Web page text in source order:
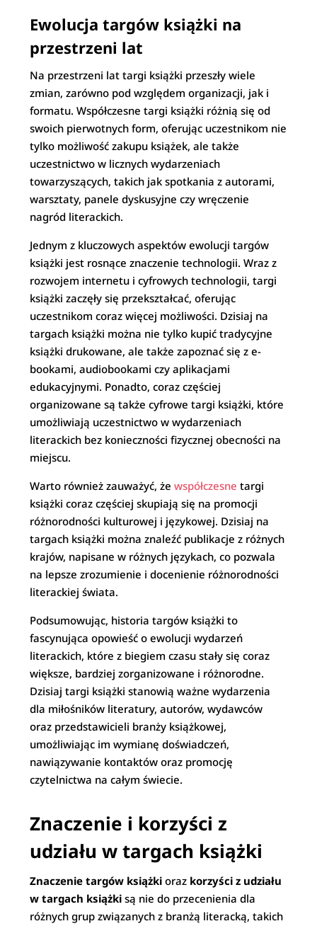
Ewolucja targów książki na
przestrzeni lat
Na przestrzeni lat targi książki przeszły wiele
zmian, zarówno pod względem organizacji, jak i
formatu. Współczesne targi książki różnią się od
swoich pierwotnych form, oferując uczestnikom nie
tylko możliwość zakupu książek, ale także
uczestnictwo w licznych wydarzeniach
towarzyszących, takich jak spotkania z autorami,
warsztaty, panele dyskusyjne czy wręczenie
nagród literackich.
Jednym z kluczowych aspektów ewolucji targów
książki jest rosnące znaczenie technologii. Wraz z
rozwojem internetu i cyfrowych technologii, targi
książki zaczęły się przekształcać, oferując
uczestnikom coraz więcej możliwości. Dzisiaj na
targach książki można nie tylko kupić tradycyjne
książki drukowane, ale także zapoznać się z e-
bookami, audiobookami czy aplikacjami
edukacyjnymi. Ponadto, coraz częściej
organizowane są także cyfrowe targi książki, które
umożliwiają uczestnictwo w wydarzeniach
literackich bez konieczności fizycznej obecności na
miejscu.
Warto również zauważyć, żewspółczesne targi
książki coraz częściej skupiają się na promocji
różnorodności kulturowej i językowej. Dzisiaj na
targach książki można znaleźć publikacje z różnych
krajów, napisane w różnych językach, co pozwala
na lepsze zrozumienie i docenienie różnorodności
literackiej świata.
Podsumowując, historia targów książki to
fascynująca opowieść o ewolucji wydarzeń
literackich, które z biegiem czasu stały się coraz
większe, bardziej zorganizowane i różnorodne.
Dzisiaj targi książki stanowią ważne wydarzenia
dla miłośników literatury, autorów, wydawców
oraz przedstawicieli branży książkowej,
umożliwiając im wymianę doświadczeń,
nawiązywanie kontaktów oraz promocję
czytelnictwa na całym świecie.
Znaczenie i korzyści z
udziału w targach książki
Znaczenie targów książki oraz korzyści z udziału
w targach książki są nie do przecenienia dla
różnych grup związanych z branżą literacką, takich